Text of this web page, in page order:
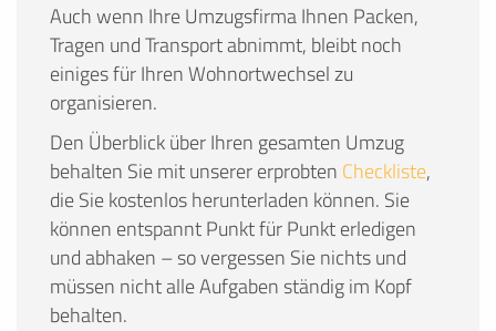
Auch wenn Ihre Umzugsfirma Ihnen Packen,
Tragen und Transport abnimmt, bleibt noch
einiges für Ihren Wohnortwechsel zu
organisieren.
Den Überblick über Ihren gesamten Umzug
behalten Sie mit unserer erprobten Checkliste,
die Sie kostenlos herunterladen können. Sie
können entspannt Punkt für Punkt erledigen
und abhaken – so vergessen Sie nichts und
müssen nicht alle Aufgaben ständig im Kopf
behalten.